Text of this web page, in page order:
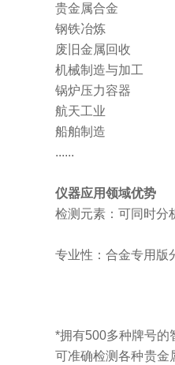
贵金属合金
钢铁冶炼
废旧金属回收
机械制造与加工
锅炉压力容器
航天工业
船舶制造
......
仪器应用领域优势
检测元素：可同时分
专业性：合金专用版
*拥有500多种牌号的
可准确检测各种贵金